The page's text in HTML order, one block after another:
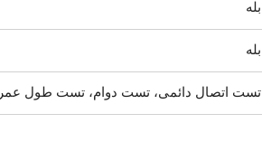
بله
بله
تست اتصال دائمی، تست دوام، تست طول عمر